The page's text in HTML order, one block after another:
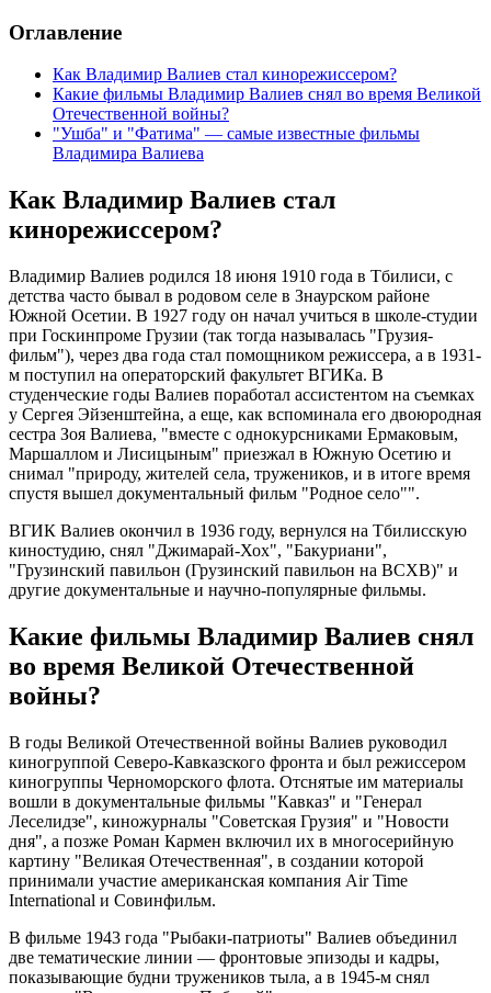
Оглавление
Как Владимир Валиев стал кинорежиссером?
Какие фильмы Владимир Валиев снял во время Великой
Отечественной войны?
"Ушба" и "Фатима" — самые известные фильмы
Владимира Валиева
Как Владимир Валиев стал
кинорежиссером?
Владимир Валиев родился 18 июня 1910 года в Тбилиси, с
детства часто бывал в родовом селе в Знаурском районе
Южной Осетии. В 1927 году он начал учиться в школе-студии
при Госкинпроме Грузии (так тогда называлась "Грузия-
фильм"), через два года стал помощником режиссера, а в 1931-
м поступил на операторский факультет ВГИКа. В
студенческие годы Валиев поработал ассистентом на съемках
у Сергея Эйзенштейна, а еще, как вспоминала его двоюродная
сестра Зоя Валиева, "вместе с однокурсниками Ермаковым,
Маршаллом и Лисицыным" приезжал в Южную Осетию и
снимал "природу, жителей села, тружеников, и в итоге время
спустя вышел документальный фильм "Родное село"".
ВГИК Валиев окончил в 1936 году, вернулся на Тбилисскую
киностудию, снял "Джимарай-Хох", "Бакуриани",
"Грузинский павильон (Грузинский павильон на ВСХВ)" и
другие документальные и научно-популярные фильмы.
Какие фильмы Владимир Валиев снял
во время Великой Отечественной
войны?
В годы Великой Отечественной войны Валиев руководил
киногруппой Северо-Кавказского фронта и был режиссером
киногруппы Черноморского флота. Отснятые им материалы
вошли в документальные фильмы "Кавказ" и "Генерал
Леселидзе", киножурналы "Советская Грузия" и "Новости
дня", а позже Роман Кармен включил их в многосерийную
картину "Великая Отечественная", в создании которой
принимали участие американская компания Air Time
International и Совинфильм.
В фильме 1943 года "Рыбаки-патриоты" Валиев объединил
две тематические линии — фронтовые эпизоды и кадры,
показывающие будни тружеников тыла, а в 1945-м снял